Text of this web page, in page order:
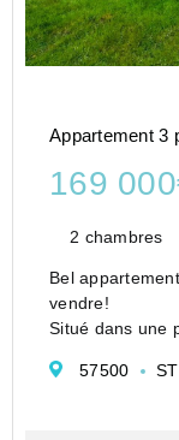
Appartement 3
169
2 chambres
Bel
vendre!
Situé dans une
appartements,
57500